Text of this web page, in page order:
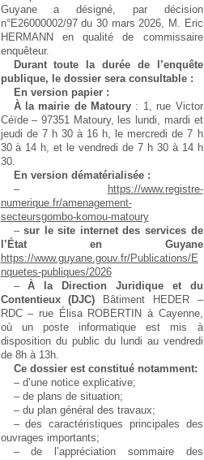
Guyane a désigné, par décision
n°E26000002/97 du 30 mars 2026, M. Eric
HERMANN en qualité de commissaire
enquêteur.
Durant toute la durée de l’enquête
publique, le dossier sera consultable :
En version papier :
À la mairie de Matoury : 1, rue Victor
Céïde – 97351 Matoury, les lundi, mardi et
jeudi de 7 h 30 à 16 h, le mercredi de 7 h
30 à 14 h, et le vendredi de 7 h 30 à 14 h
30.
En version dématérialisée :
–
https://www.registre-
numerique.fr/amenagement-
secteursgombo-komou-matoury
–sur le site internet des services de
l’État en Guyane
https://www.guyane.gouv.fr/Publications/E
nquetes-publiques/2026
–À la Direction Juridique et du
Contentieux (DJC) Bâtiment HEDER –
RDC – rue Élisa ROBERTIN à Cayenne,
où un poste informatique est mis à
disposition du public du lundi au vendredi
de 8h à 13h.
Ce dossier est constitué notamment:
– d’une notice explicative;
– de plans de situation;
– du plan général des travaux;
– des caractéristiques principales des
ouvrages importants;
– de l’appréciation sommaire des